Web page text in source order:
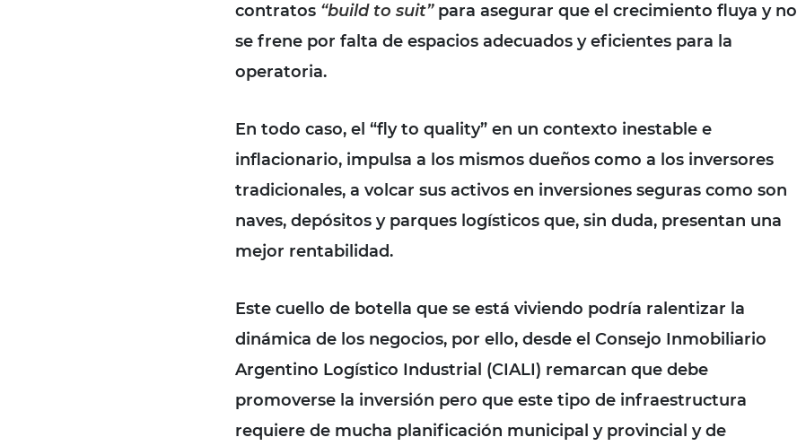
contratos “build to suit”para asegurar que el crecimiento fluya y no
se frene por falta de espacios adecuados y eficientes para la
operatoria.
En todo caso, el “fly to quality” en un contexto inestable e
inflacionario, impulsa a los mismos dueños como a los inversores
tradicionales, a volcar sus activos en inversiones seguras como son
naves, depósitos y parques logísticos que, sin duda, presentan una
mejor rentabilidad.
Este cuello de botella que se está viviendo podría ralentizar la
dinámica de los negocios, por ello, desde el Consejo Inmobiliario
Argentino Logístico Industrial (CIALI) remarcan que debe
promoverse la inversión pero que este tipo de infraestructura
requiere de mucha planificación municipal y provincial y de